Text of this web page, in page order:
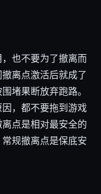
也不要为了撤离而
离点激活后就成了
堵果断放弃跑路。
，都不要拖到游戏
点是相对最安全的
规撤离点是保底安